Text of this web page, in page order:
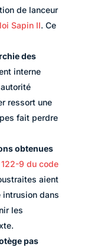
de lanceur
Sapin II. Ce
des
interne
ressort une
fait perdre
obtenues
9 du code
aient
intrusion dans
les
pas